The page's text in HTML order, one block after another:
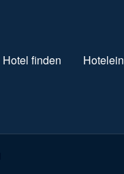
Hotel finden